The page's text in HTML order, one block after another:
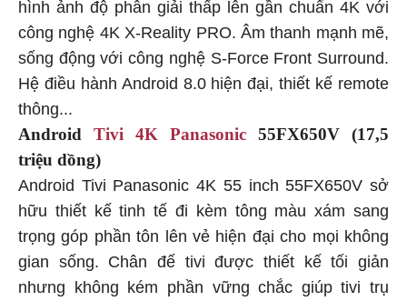
hình ảnh độ phân giải thấp lên gần chuẩn 4K với
công nghệ 4K X-Reality PRO. Âm thanh mạnh mẽ,
sống động với công nghệ S-Force Front Surround.
Hệ điều hành Android 8.0 hiện đại, thiết kế remote
thông...
Android Tivi 4K Panasonic 55FX650V (17,5
triệu dồng)
Android Tivi Panasonic 4K 55 inch 55FX650V sở
hữu thiết kế tinh tế đi kèm tông màu xám sang
trọng góp phần tôn lên vẻ hiện đại cho mọi không
gian sống. Chân đế tivi được thiết kế tối giản
nhưng không kém phần vững chắc giúp tivi trụ